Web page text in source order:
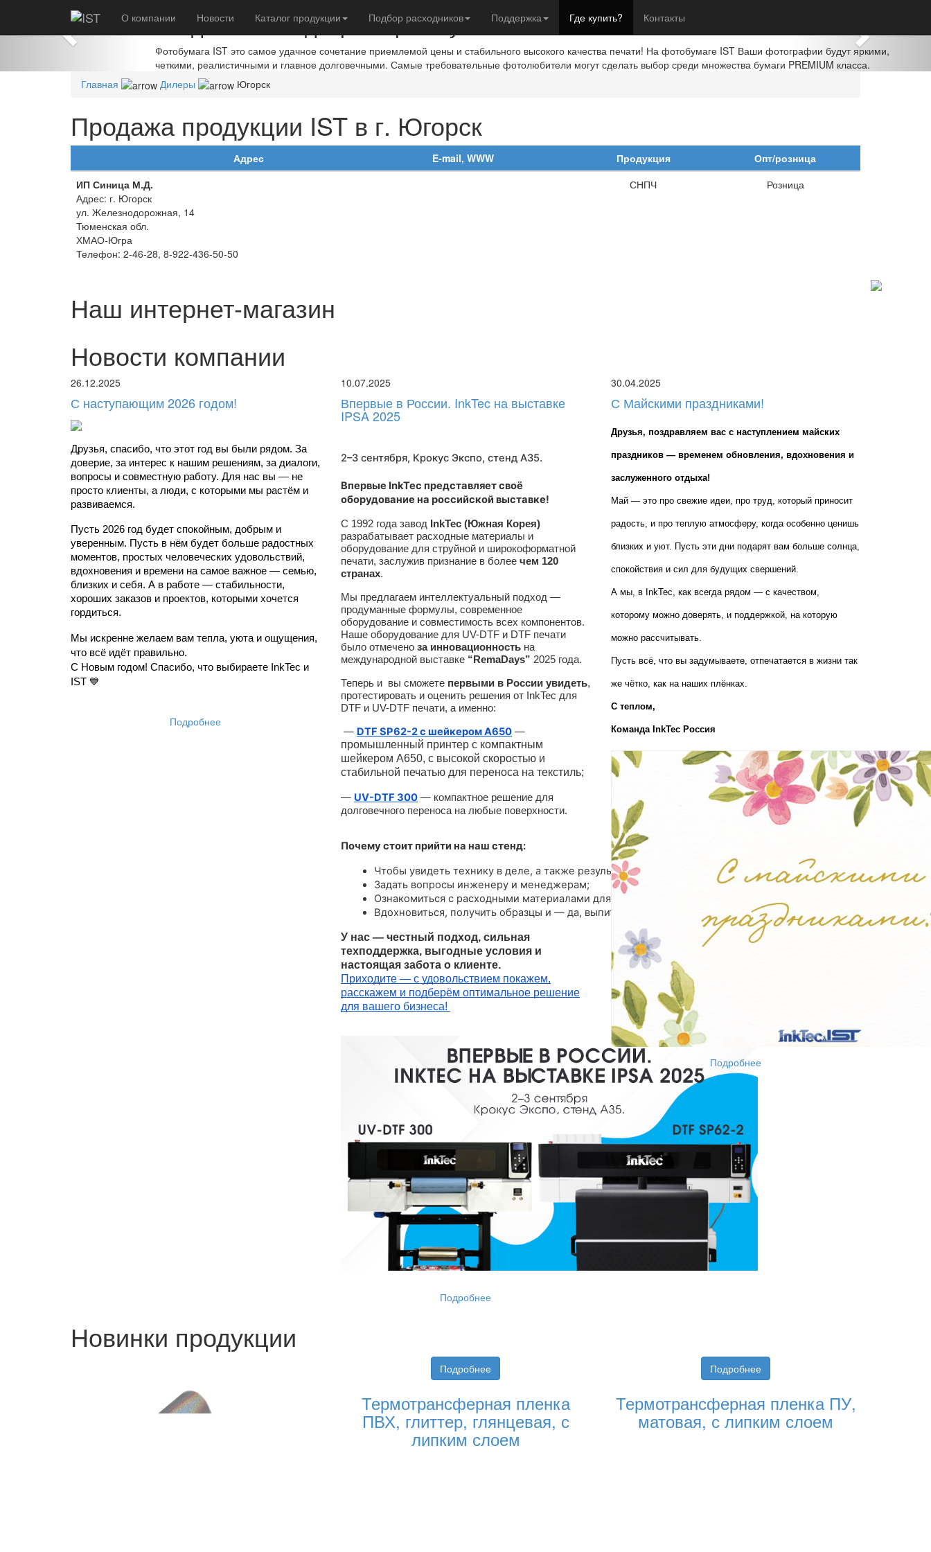
О компании Новости Каталог продукции Подбор расходников Поддержка Где купить? Контакты
Создавайте шедевры с фотобумагой IST
Фотобумага IST это самое удачное сочетание приемлемой цены и стабильного высокого качества печати! На фотобумаге IST Ваши фотографии будут яркими,
четкими, реалистичными и главное долговечными. Самые требовательные фотолюбители могут сделать выбор среди множества бумаги PREMIUM класса.
Previous
Главная Дилеры Югорск
Продажа продукции IST в г. Югорск
Адрес E-mail, WWW Продукция
Опт/розница
ИП Синица М.Д.
Адрес: г. Югорск
ул. Железнодорожная, 14
Тюменская обл.
ХМАО-Югра
Телефон: 2-46-28, 8-922-436-50-50
СНПЧ Розница
Наш интернет-магазин
Новости компании
26.12.2025
С наступающим 2026 годом!
Друзья, спасибо, что этот год вы были рядом. За
доверие, за интерес к нашим решениям, за диалоги,
вопросы и совместную работу. Для нас вы — не
просто клиенты, а люди, с которыми мы растём и
развиваемся.
Пусть 2026 год будет спокойным, добрым и
уверенным. Пусть в нём будет больше радостных
моментов, простых человеческих удовольствий,
вдохновения и времени на самое важное — семью,
близких и себя. А в работе — стабильности,
хороших заказов и проектов, которыми хочется
гордиться.
Мы искренне желаем вам тепла, уюта и ощущения,
что всё идёт правильно.
С Новым годом! Спасибо, что выбираете InkTec и
IST 💙
Подробнее
10.07.2025
Впервые в России. InkTec на выставке
IPSA 2025
2–3 сентября, Крокус Экспо, стенд A35.
Впервые InkTec представляет своё
оборудование на российской выставке!
С 1992 года завод InkTec (Южная Корея)
разрабатывает расходные материалы и
оборудование для струйной и широкоформатной
печати, заслужив признание в более чем 120
странах.
Мы предлагаем интеллектуальный подход —
продуманные формулы, современное
оборудование и совместимость всех компонентов.
Наше оборудование для UV-DTF и DTF печати
было отмечено за инновационность на
международной выставке “RemaDays” 2025 года.
Теперь и вы сможете первыми в России увидеть,
протестировать и оценить решения от InkTec для
DTF и UV-DTF печати, а именно:
— DTF SP62-2 с шейкером A650 —
промышленный принтер с компактным
шейкером А650, с высокой скоростью и
стабильной печатью для переноса на текстиль;
— UV-DTF 300 — компактное решение для
долговечного переноса на любые поверхности.
Почему стоит прийти на наш стенд:
Чтобы увидеть технику в деле, а также результат печати;
Задать вопросы инженеру и менеджерам;
Ознакомиться с расходными материалами для UV-DTF, DTF и широкоформатной печати;
Вдохновиться, получить образцы и — да, выпить хорошего кофе:)
У нас — честный подход, сильная
техподдержка, выгодные условия и
настоящая забота о клиенте.
Приходите — с удовольствием покажем,
расскажем и подберём оптимальное решение
для вашего бизнеса!
Подробнее
30.04.2025
С Майскими праздниками!
Друзья, поздравляем вас с наступлением майских
праздников — временем обновления, вдохновения и
заслуженного отдыха!
Май — это про свежие идеи, про труд, который приносит
радость, и про теплую атмосферу, когда особенно ценишь
близких и уют. Пусть эти дни подарят вам больше солнца,
спокойствия и сил для будущих свершений.
А мы, в InkTec, как всегда рядом — с качеством,
которому можно доверять, и поддержкой, на которую
можно рассчитывать.
Пусть всё, что вы задумываете, отпечатается в жизни так
же чётко, как на наших плёнках.
С теплом,
Команда InkTec Россия
Подробнее
Новинки продукции
Подробнее
Термотрансферная пленка
ПВХ, глиттер, глянцевая, с
липким слоем
Подробнее
Термотрансферная пленка ПУ,
матовая, с липким слоем